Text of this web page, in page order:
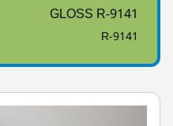
GLOSS R-9141
R-9141